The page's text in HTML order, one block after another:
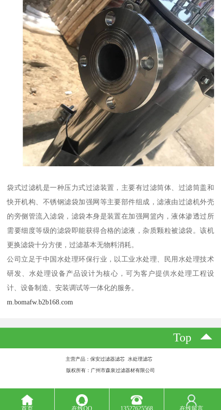
袋式过滤机是一种压力式过滤装置，主要有过滤筒体、过滤筒盖和
快开机构、不锈钢滤袋加强网等主要部件组成，滤液由过滤机外壳
的旁侧管流入滤袋，滤袋本身是装置在加强网篮内，液体渗透过所
需要细度等级的滤袋即能获得合格的滤液，杂质颗粒被滤袋。该机
更换滤袋十分方便，过滤基本无物料消耗。
公司立足于中国水处理环保行业，以工业水处理、民用水处理技术
研发、水处理设备产品设计为核心，可为客户提供水处理工程设
计、设备制造、安装调试等一体化的服务。
m.bomafw.b2b168.com
Top
主营产品：保安过滤器滤芯 水处理滤芯
版权所有：广州市森泉过滤器材有限公司
首页 在线QQ 13527625568 在线留言